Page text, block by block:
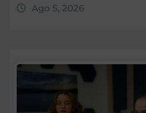
Ago 5, 2026